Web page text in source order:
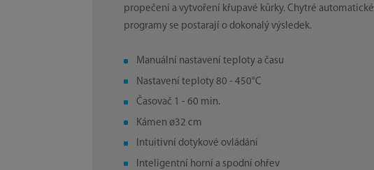
propečení a vytvoření křupavé kůrky. Chytré automatické
programy se postarají o dokonalý výsledek.
Manuální nastavení teploty a času
Nastavení teploty 80 - 450°C
Časovač 1 - 60 min.
Kámen ø32 cm
Intuitivní dotykové ovládání
Inteligentní horní a spodní ohřev